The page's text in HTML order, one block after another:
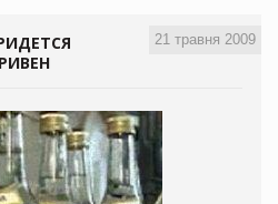
21 травня 2009